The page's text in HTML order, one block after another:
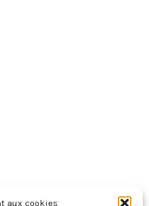
aux cookies